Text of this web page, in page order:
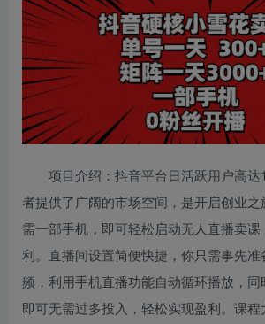
项目介绍：抖音平台日活跃用户高
者提供了广阔的市场空间，是开启创业之
需一部手机，即可轻松启动无人直播卖
利。直播间设置简便快捷，你只需事先
频，利用手机直播功能自动循环播放，同
即可无需过多投入，轻松实现盈利。课